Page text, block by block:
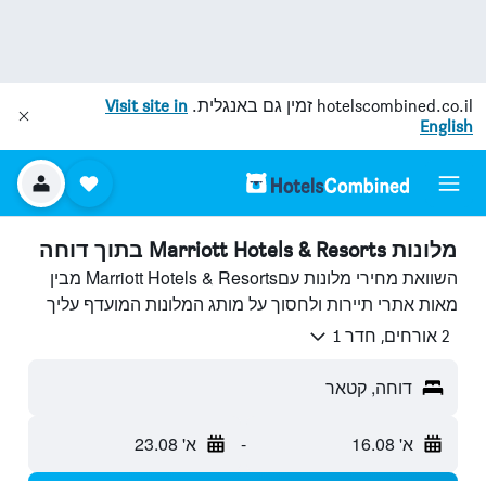
hotelscombined.co.il זמין גם באנגלית. Visit site in
English
מלונות Marriott Hotels & Resorts בתוך דוחה
השוואת מחירי מלונות עםMarriott Hotels & Resorts מבין
מאות אתרי תיירות ולחסוך על מותג המלונות המועדף עליך
2 אורחים, חדר 1
דוחה, קטאר
א' 16.08 - א' 23.08